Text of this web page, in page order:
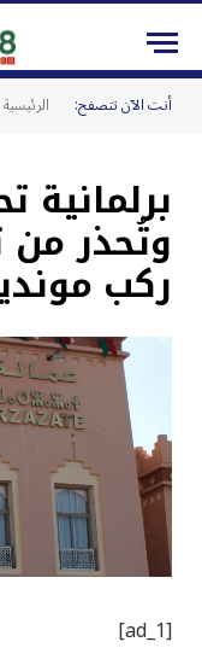
أنت الآن تتصفح: الرئيسية
برلمانية
وتُحذر من
ركب
[ad_1]